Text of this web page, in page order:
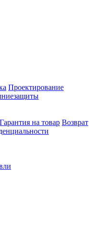
Проектирование
Гарантия на товар Возврат